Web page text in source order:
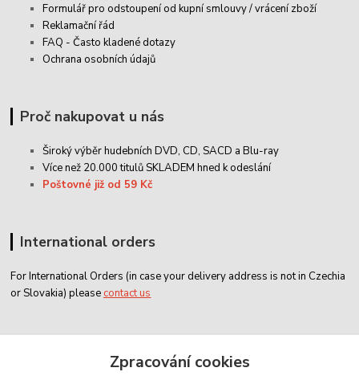
Formulář pro odstoupení od kupní smlouvy / vrácení zboží
Reklamační řád
FAQ - Často kladené dotazy
Ochrana osobních údajů
Proč nakupovat u nás
Široký výběr hudebních DVD, CD,SACD a Blu-ray
Více než 20.000 titulů SKLADEM hned k odeslání
Poštovné již od 59 Kč
International orders
For International Orders (in case your delivery address is not in Czechia
or Slovakia) please contact us
Zpracování cookies